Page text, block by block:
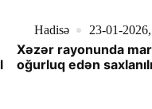
Hadisə 23-01-
Xəzər rayonunda
oğurluq edən